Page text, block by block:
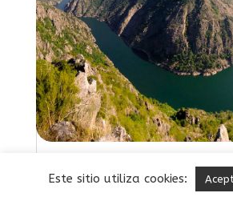
Recetas inspiradas en el vino
Ribeira Sacra para una
Este sitio utiliza cookies: